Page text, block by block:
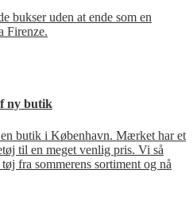
bukser uden at ende som en
Firenze.
ny butik
butik i København. Mærket har et
til en meget venlig pris. Vi så
fra sommerens sortiment og nå